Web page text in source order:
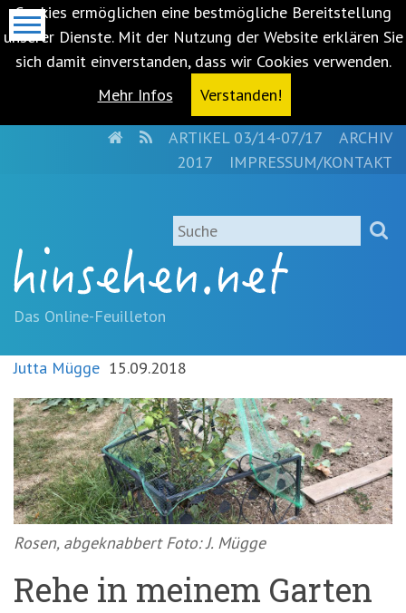
Cookies ermöglichen eine bestmögliche Bereitstellung
unserer Dienste. Mit der Nutzung der Website erklären Sie
sich damit einverstanden, dass wir Cookies verwenden.
Mehr Infos
Verstanden!
springen
(Accesskey
'1')Zur
springen
'3')Zur
Suche
springen
(Accesskey
'2')
HOMERSSARTIKEL 03/14-07/17
ARCHIV
2017
IMPRESSUM/KONTAKT
Suche
Das Online-Feuilleton
Jutta Mügge 15.09.2018
Rosen, abgeknabbert Foto: J. Mügge
Rehe in meinem Garten